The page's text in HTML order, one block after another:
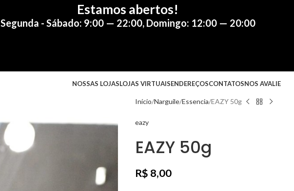
Estamos abertos!
Segunda - Sábado: 9:00 — 22:00, Domingo: 12:00 — 20:00
NOSSAS LOJASLOJAS VIRTUAISENDEREÇOSCONTATOSNOS AVALIE
Início Narguile Essencia EAZY 50g
eazy
EAZY 50g
R$ 8,00